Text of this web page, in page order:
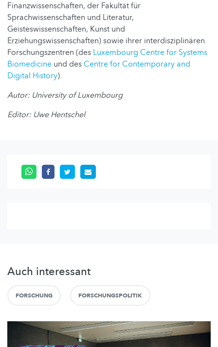
Finanzwissenschaften, der Fakultät für
Sprachwissenschaften und Literatur,
Geisteswissenschaften, Kunst und
Erziehungswissenschaften) sowie ihrer interdisziplinären
Forschungszentren (des Luxembourg Centre for Systems
Biomedicine und des Centre for Contemporary and
Digital History).
Autor: University of Luxembourg
Editor: Uwe Hentschel
Auch interessant
FORSCHUNG FORSCHUNGSPOLITIK